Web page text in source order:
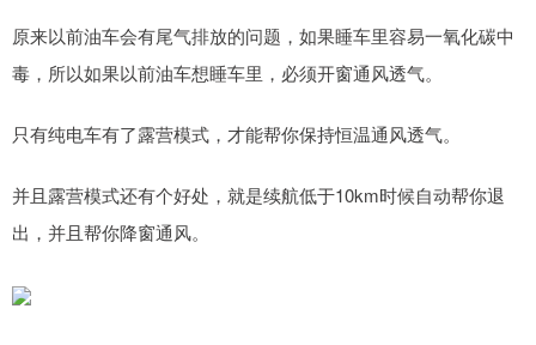
原来以前油车会有尾气排放的问题，如果睡车里容易一氧化碳中
毒，所以如果以前油车想睡车里，必须开窗通风透气。
只有纯电车有了露营模式，才能帮你保持恒温通风透气。
并且露营模式还有个好处，就是续航低于10km时候自动帮你退
出，并且帮你降窗通风。